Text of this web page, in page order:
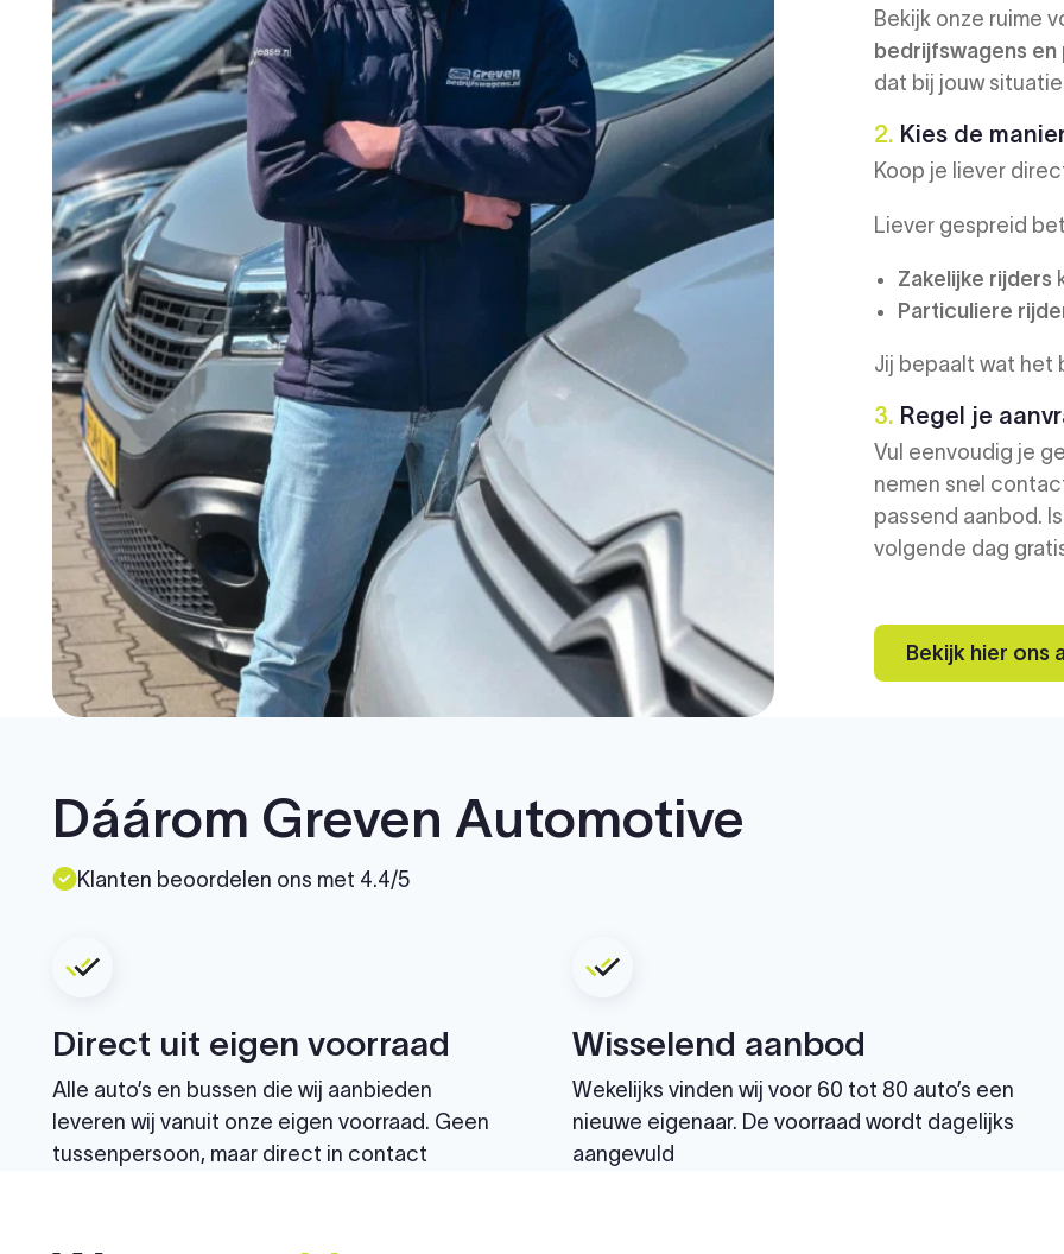
Bekijk onze ruime
bedrijfswagens en
dat bij jouw
2. Kies de
Koop je liever
Liever gespreid
Zakelijke rijders
Particuliere
Jij bepaalt wat het
3. Regel je
Vul eenvoudig je
nemen snel
passend aanbod.
volgende dag
Bekijk hier ons
Dáárom Greven Automotive
Klanten beoordelen ons met 4.4/5
Direct uit eigen voorraad
Alle auto’s en bussen die wij aanbieden
leveren wij vanuit onze eigen voorraad. Geen
tussenpersoon, maar direct in contact
Wisselend aanbod
Wekelijks vinden wij voor 60 tot 80 auto’s een
nieuwe eigenaar. De voorraad wordt dagelijks
aangevuld